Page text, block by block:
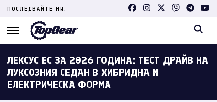
Skip
content
ПОСЛЕДВАЙТЕ НИ:
ЛЕКСУС ЕС ЗА 2026 ГОДИНА: ТЕСТ ДРАЙВ НА
ЛУКСОЗНИЯ СЕДАН В ХИБРИДНА И
ЕЛЕКТРИЧЕСКА ФОРМА